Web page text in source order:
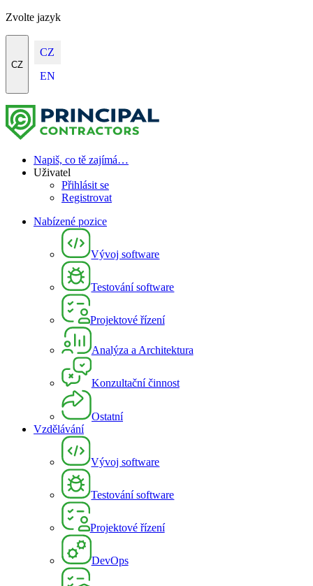
Zvolte jazyk
CZ
CZ
EN
Napiš, co tě zajímá…
Uživatel
Přihlásit se
Registrovat
Nabízené pozice
Vývoj software
Testování software
Projektové řízení
Analýza a Architektura
Konzultační činnost
Ostatní
Vzdělávání
Vývoj software
Testování software
Projektové řízení
DevOps